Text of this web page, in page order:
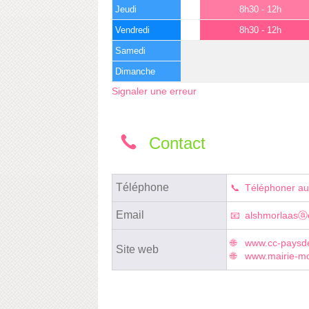
Jeudi 8h30 - 12h
Vendredi 8h30 - 12h
Samedi
Dimanche
Signaler une erreur
Contact
Téléphone Téléphoner
Email
Site web
www.cc-
www.mairie-